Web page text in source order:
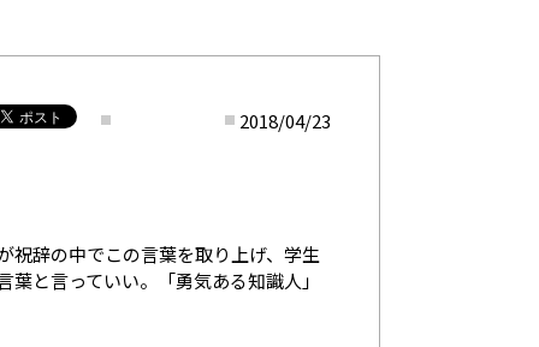
2018/04/23
辞の中でこの言葉を取り上げ、学生
と言っていい。「勇気ある知識人」